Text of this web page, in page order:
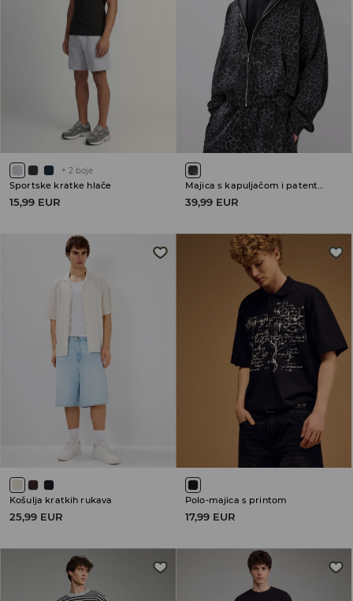
+ 2 boje
Sportske kratke hlače
15,99 EUR
Majica s kapuljačom i patentnim zatvaračem
39,99 EUR
Košulja kratkih rukava
25,99 EUR
Polo-majica s printom
17,99 EUR